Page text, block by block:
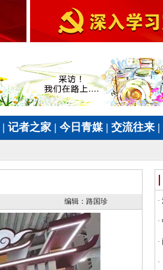
| 记者之家 | 今日青媒| 交流往来 |
编辑：路国珍